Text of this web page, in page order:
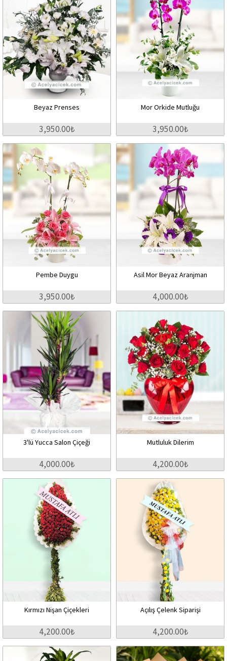
Beyaz Prenses
3,950.00₺
Mor Orkide Mutluğu
3,950.00₺
Pembe Duygu
3,950.00₺
Asil Mor Beyaz Aranjman
4,000.00₺
3'lü Yucca Salon Çiçeği
4,000.00₺
Mutluluk Dilerim
4,200.00₺
Kırmızı Nişan Çiçekleri
4,200.00₺
Açılış Çelenk Siparişi
4,200.00₺